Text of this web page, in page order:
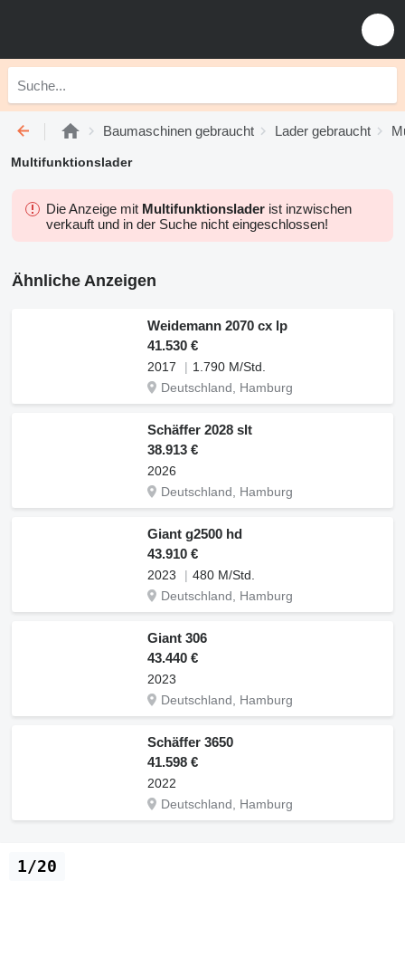
Baumaschinen gebraucht Lader gebraucht
Multifunktionslader
Die Anzeige mit Multifunktionslader ist inzwischen
verkauft und in der Suche nicht eingeschlossen!
Ähnliche Anzeigen
Weidemann 2070 cx lp
41.530 €
2017
1.790 M/Std.
Deutschland, Hamburg
Schäffer 2028 slt
38.913 €
2026
Deutschland, Hamburg
Giant g2500 hd
43.910 €
2023
480 M/Std.
Deutschland, Hamburg
Giant 306
43.440 €
2023
Deutschland, Hamburg
Schäffer 3650
41.598 €
2022
Deutschland, Hamburg
1/20